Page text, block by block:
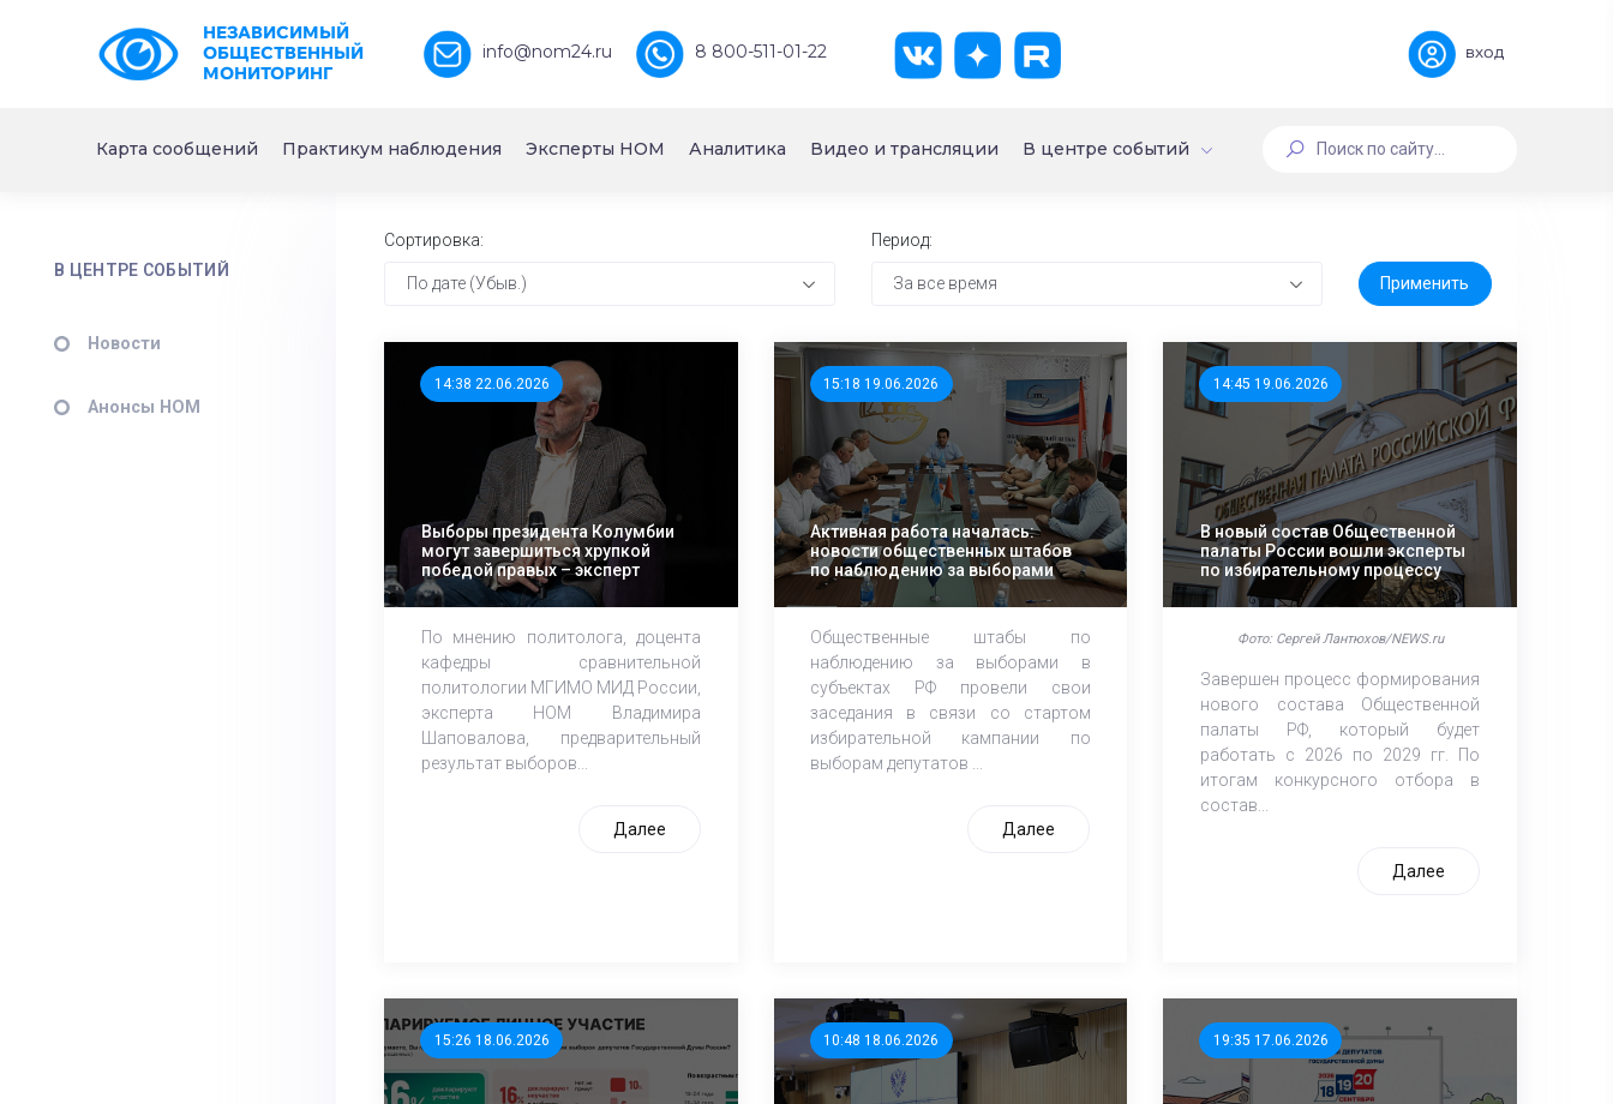
НЕЗАВИСИМЫЙ
ОБЩЕСТВЕННЫЙ
МОНИТОРИНГ
info@nom24.ru 8 800-511-01-22 вход
Карта сообщений Практикум наблюдения Эксперты НОМ Аналитика Видео и трансляции В центре событий
В ЦЕНТРЕ СОБЫТИЙ
Новости
Анонсы НОМ
Сортировка:
По дате (Убыв.)
Период:
За все время
14:38 22.06.2026
Выборы президента Колумбии
могут завершиться хрупкой
победой правых – эксперт
По мнению политолога, доцента
кафедры сравнительной
политологии МГИМО МИД России,
эксперта НОМ Владимира
Шаповалова, предварительный
результат выборов...
Далее
15:18 19.06.2026
Активная работа началась:
новости общественных штабов
по наблюдению за выборами
Общественные штабы по
наблюдению за выборами в
субъектах РФ провели свои
заседания в связи со стартом
избирательной кампании по
выборам депутатов ...
Далее
14:45 19.06.2026
В новый состав Общественной
палаты России вошли эксперты
по избирательному процессу
Фото: Сергей Лантюхов/NEWS.ru
Завершен процесс формирования
нового состава Общественной
палаты РФ, который будет
работать с 2026 по 2029 гг. По
итогам конкурсного отбора в
состав...
Далее
15:26 18.06.2026 10:48 18.06.2026 19:35 17.06.2026